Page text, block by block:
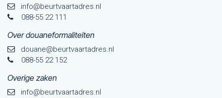
info@beurtvaartadres.nl
088-55 22 111
Over douaneformaliteiten
douane@beurtvaarta​dres.nl
088-55 22 152
Overige zaken
info@beurtvaartadres.nl